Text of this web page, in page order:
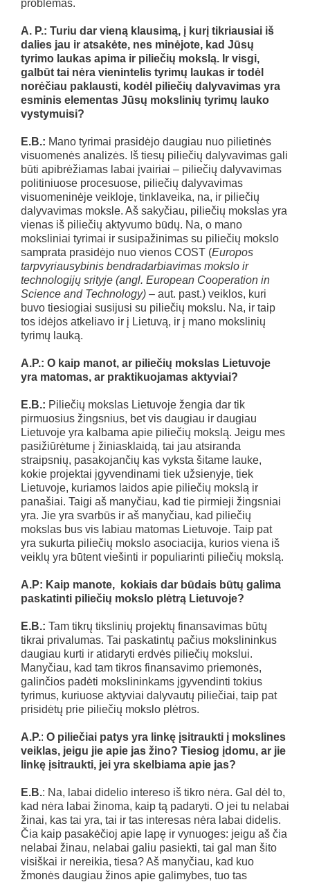
problemas.
A. P.: Turiu dar vieną klausimą, į kurį tikriausiai iš
dalies jau ir atsakėte, nes minėjote, kad Jūsų
tyrimo laukas apima ir piliečių mokslą. Ir visgi,
galbūt tai nėra vienintelis tyrimų laukas ir todėl
norėčiau paklausti, kodėl piliečių dalyvavimas yra
esminis elementas Jūsų mokslinių tyrimų lauko
vystymuisi?
E.B.: Mano tyrimai prasidėjo daugiau nuo pilietinės
visuomenės analizės. Iš tiesų piliečių dalyvavimas gali
būti apibrėžiamas labai įvairiai – piliečių dalyvavimas
politiniuose procesuose, piliečių dalyvavimas
visuomeninėje veikloje, tinklaveika, na, ir piliečių
dalyvavimas moksle. Aš sakyčiau, piliečių mokslas yra
vienas iš piliečių aktyvumo būdų. Na, o mano
moksliniai tyrimai ir susipažinimas su piliečių mokslo
samprata prasidėjo nuo vienos COST (Europos
tarpvyriausybinis bendradarbiavimas mokslo ir
technologijų srityje (angl. European Cooperation in
Science and Technology) – aut. past.) veiklos, kuri
buvo tiesiogiai susijusi su piliečių mokslu. Na, ir taip
tos idėjos atkeliavo ir į Lietuvą, ir į mano mokslinių
tyrimų lauką.
A.P.: O kaip manot, ar piliečių mokslas Lietuvoje
yra matomas, ar praktikuojamas aktyviai?
E.B.: Piliečių mokslas Lietuvoje žengia dar tik
pirmuosius žingsnius, bet vis daugiau ir daugiau
Lietuvoje yra kalbama apie piliečių mokslą. Jeigu mes
pasižiūrėtume į žiniasklaidą, tai jau atsiranda
straipsnių, pasakojančių kas vyksta šitame lauke,
kokie projektai įgyvendinami tiek užsienyje, tiek
Lietuvoje, kuriamos laidos apie piliečių mokslą ir
panašiai. Taigi aš manyčiau, kad tie pirmieji žingsniai
yra. Jie yra svarbūs ir aš manyčiau, kad piliečių
mokslas bus vis labiau matomas Lietuvoje. Taip pat
yra sukurta piliečių mokslo asociacija, kurios viena iš
veiklų yra būtent viešinti ir populiarinti piliečių mokslą.
A.P: Kaip manote, kokiais dar būdais būtų galima
paskatinti piliečių mokslo plėtrą Lietuvoje?
E.B.: Tam tikrų tikslinių projektų finansavimas būtų
tikrai privalumas. Tai paskatintų pačius mokslininkus
daugiau kurti ir atidaryti erdvės piliečių mokslui.
Manyčiau, kad tam tikros finansavimo priemonės,
galinčios padėti mokslininkams įgyvendinti tokius
tyrimus, kuriuose aktyviai dalyvautų piliečiai, taip pat
prisidėtų prie piliečių mokslo plėtros.
A.P.: O piliečiai patys yra linkę įsitraukti į mokslines
veiklas, jeigu jie apie jas žino? Tiesiog įdomu, ar jie
linkę įsitraukti, jei yra skelbiama apie jas?
E.B.: Na, labai didelio intereso iš tikro nėra. Gal dėl to,
kad nėra labai žinoma, kaip tą padaryti. O jei tu nelabai
žinai, kas tai yra, tai ir tas interesas nėra labai didelis.
Čia kaip pasakėčioj apie lapę ir vynuoges: jeigu aš čia
nelabai žinau, nelabai galiu pasiekti, tai gal man šito
visiškai ir nereikia, tiesa? Aš manyčiau, kad kuo
žmonės daugiau žinos apie galimybes, tuo tas